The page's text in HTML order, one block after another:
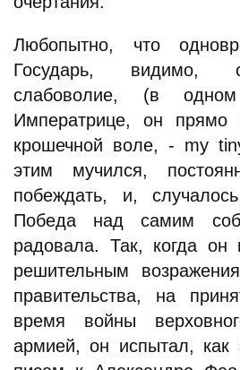
Любопытно, что
Государь, видимо,
слабоволие, (в
Императрице, он прямо
крошечной воле, - my
этим мучился,
побеждать, и,
Победа над самим
радовала. Так, когда он
решительным
правительства, на
время войны
армией, он испытал, как